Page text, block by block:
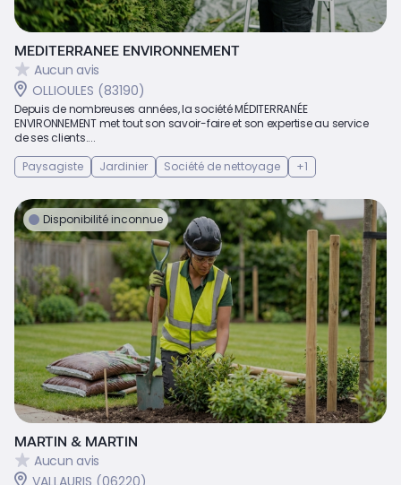
MEDITERRANEE ENVIRONNEMENT
Aucun avis
OLLIOULES (83190)
Depuis de nombreuses années, la société MÉDITERRANÉE
ENVIRONNEMENT met tout son savoir-faire et son expertise au service
de ses clients....
Paysagiste
Jardinier Société de nettoyage +1
Disponibilité inconnue
MARTIN & MARTIN
Aucun avis
VALLAURIS (06220)